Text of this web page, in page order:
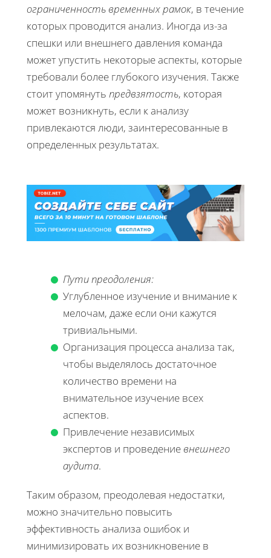
ограниченность временных рамок, в течение
которых проводится анализ. Иногда из-за
спешки или внешнего давления команда
может упустить некоторые аспекты, которые
требовали более глубокого изучения. Также
стоит упомянуть предвзятость, которая
может возникнуть, если к анализу
привлекаются люди, заинтересованные в
определенных результатах.
Пути преодоления:
Углубленное изучение и внимание к
мелочам, даже если они кажутся
тривиальными.
Организация процесса анализа так,
чтобы выделялось достаточное
количество времени на
внимательное изучение всех
аспектов.
Привлечение независимых
экспертов и проведение внешнего
аудита.
Таким образом, преодолевая недостатки,
можно значительно повысить
эффективность анализа ошибок и
минимизировать их возникновение в